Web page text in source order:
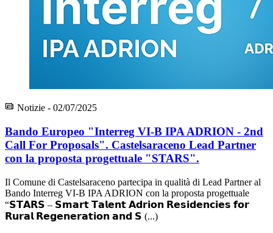
Notizie - 02/07/2025
Bando Europeo "Interreg VI-B IPA ADRION - 2nd
Call For Proposals". Castelsaraceno Lead Partner
con la proposta progettuale "STARS".
Il Comune di Castelsaraceno partecipa in qualità di Lead Partner al
Bando Interreg VI-B IPA ADRION con la proposta progettuale
“𝗦𝗧𝗔𝗥𝗦 – 𝗦𝗺𝗮𝗿𝘁 𝗧𝗮𝗹𝗲𝗻𝘁 𝗔𝗱𝗿𝗶𝗼𝗻 𝗥𝗲𝘀𝗶𝗱𝗲𝗻𝗰𝗶𝗲𝘀 𝗳𝗼𝗿
𝗥𝘂𝗿𝗮𝗹 𝗥𝗲𝗴𝗲𝗻𝗲𝗿𝗮𝘁𝗶𝗼𝗻 𝗮𝗻𝗱 𝗦 (...)